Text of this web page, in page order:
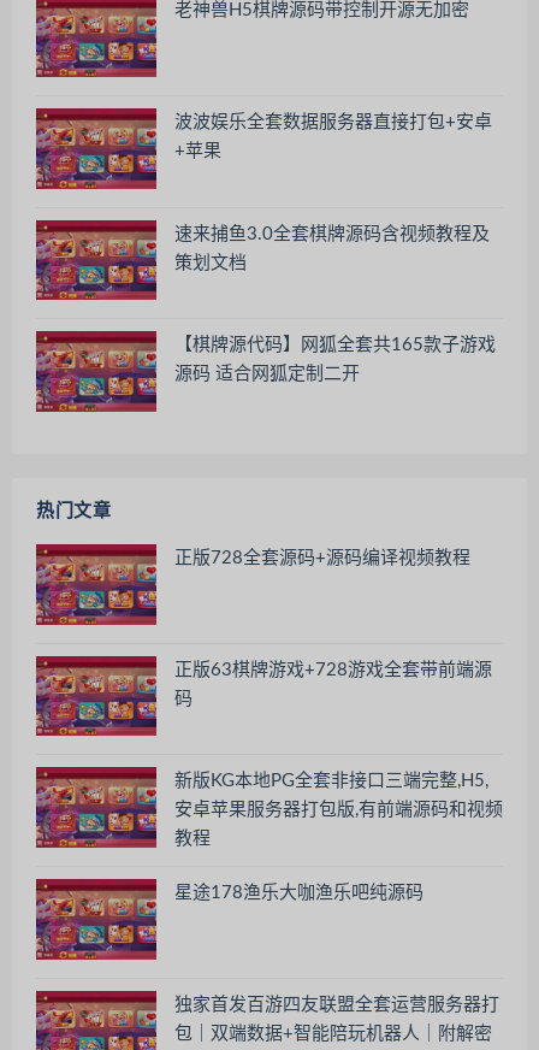
老神兽H5棋牌源码带控制开源无加密
波波娱乐全套数据服务器直接打包+安卓
+苹果
速来捕鱼3.0全套棋牌源码含视频教程及
策划文档
【棋牌源代码】网狐全套共165款子游戏
源码 适合网狐定制二开
热门文章
正版728全套源码+源码编译视频教程
正版63棋牌游戏+728游戏全套带前端源
码
新版KG本地PG全套非接口三端完整,H5,
安卓苹果服务器打包版,有前端源码和视频
教程
星途178渔乐大咖渔乐吧纯源码
独家首发百游四友联盟全套运营服务器打
包｜双端数据+智能陪玩机器人｜附解密